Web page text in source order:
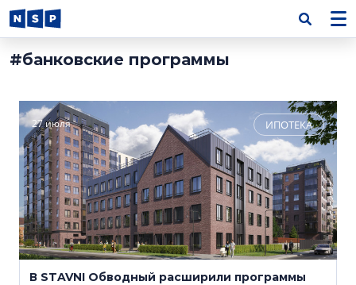
#банковские программы
27 июля ИПОТЕКА
В STAVNI Обводный расширили программы